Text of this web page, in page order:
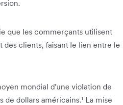
que les commerçants utilisent
clients, faisant le lien entre le
mondial d'une violation de
dollars américains.¹ La mise